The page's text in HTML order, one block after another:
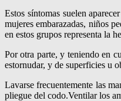
Estos síntomas suelen
mujeres embarazadas, niños
en estos grupos representa la
Por otra parte, y teniendo en
estornudar, y de superficies u
Lavarse frecuentemente las
pliegue del codo.Ventilar los